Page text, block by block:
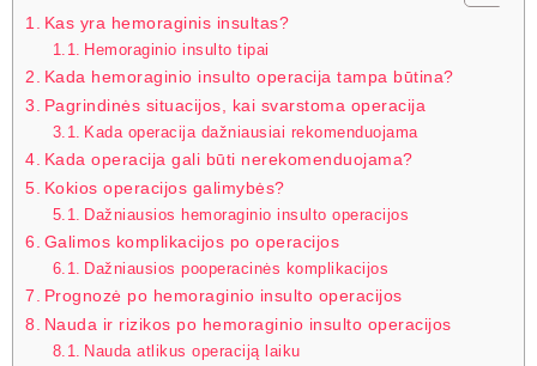
Kas yra hemoraginis insultas?
Hemoraginio insulto tipai
Kada hemoraginio insulto operacija tampa būtina?
Pagrindinės situacijos, kai svarstoma operacija
Kada operacija dažniausiai rekomenduojama
Kada operacija gali būti nerekomenduojama?
Kokios operacijos galimybės?
Dažniausios hemoraginio insulto operacijos
Galimos komplikacijos po operacijos
Dažniausios pooperacinės komplikacijos
Prognozė po hemoraginio insulto operacijos
Nauda ir rizikos po hemoraginio insulto operacijos
Nauda atlikus operaciją laiku